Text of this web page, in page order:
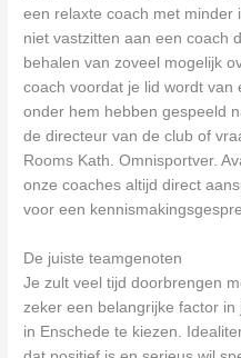
een relaxte coach met minder
niet vastzitten aan een coach
behalen van zoveel mogelijk
coach voordat je lid wordt van
onder hem hebben gespeeld
de directeur van de club of
Rooms Kath. Omnisportver.
onze coaches altijd direct
voor een
De juiste teamgenoten
Je zult veel tijd doorbrengen
zeker een belangrijke factor
in Enschede te kiezen.